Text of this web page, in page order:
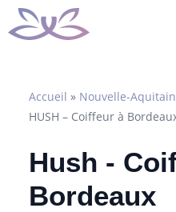
Aller
au
Accueil » Nouvelle-
HUSH – Coiffeur à
Hush -
Bordeaux